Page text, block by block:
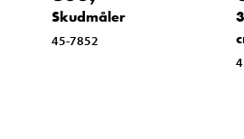
Skudmåler
45-7852